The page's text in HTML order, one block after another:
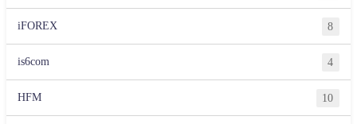
iFOREX 8
is6com 4
HFM 10